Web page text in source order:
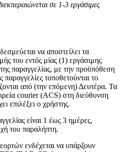
σε 1-3 εργάσιμες
δεσμεύεται να αποστείλει τα
του εντός μίας (1) εργάσιμης
παραγγελίας, με την προϋπόθεση
παραγγελίες τοποθετούνται το
από (την επόμενη) Δευτέρα. Τα
courier (ACS) στη διεύθυνση
επιλέξει ο χρήστης.
είναι 1 έως 3 ημέρες,
του παραλήπτη.
ενδέχεται να υπάρξουν